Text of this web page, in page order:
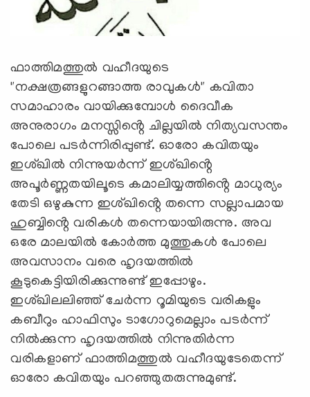
ഫാത്തിമത്തുൽ വഹീദയുടെ
"നക്ഷത്രങ്ങളുറങ്ങാത്ത രാവുകൾ" കവിതാ
സമാഹാരം വായിക്കുമ്പോൾ ദൈവീക
അനുരാഗം മനസ്സിൻ്റെ ചില്ലയിൽ നിത്യവസന്തം
പോലെ പടർന്നിരിപ്പുണ്ട്. ഓരോ കവിതയും
ഇശ്ഖിൽ നിന്നുയർന്ന് ഇശ്ഖിൻ്റെ
അപൂർണ്ണതയിലൂടെ കമാലിയ്യത്തിൻ്റെ മാധുര്യം
തേടി ഒഴുകുന്ന ഇശ്ഖിൻ്റെ തന്നെ സല്ലാപമായ
ഹുബ്ബിൻ്റെ വരികൾ തന്നെയായിരുന്നു. അവ
ഒരേ മാലയിൽ കോർത്ത മുത്തുകൾ പോലെ
അവസാനം വരെ ഹൃദയത്തിൽ
കൂടുകെട്ടിയിരിക്കുന്നുണ്ട് ഇപ്പോഴും.
ഇശ്ഖിലലിഞ്ഞ് ചേർന്ന റൂമിയുടെ വരികളും
കബീറും ഹാഫിസും ടാഗോറുമെല്ലാം പടർന്ന്
നിൽക്കുന്ന ഹൃദയത്തിൽ നിന്നുതിർന്ന
വരികളാണ് ഫാത്തിമത്തുൽ വഹീദയുടേതെന്ന്
ഓരോ കവിതയും പറഞ്ഞുതരുന്നുമുണ്ട്.